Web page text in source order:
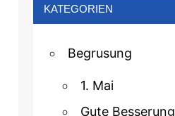
KATEGORIEN
Begrusung
1. Mai
Gute Besserung